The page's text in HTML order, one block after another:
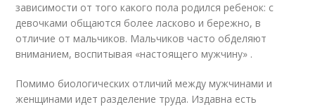
зависимости от того какого пола родился ребенок: с
девочками общаются более ласково и бережно, в
отличие от мальчиков. Мальчиков часто обделяют
вниманием, воспитывая «настоящего мужчину» .
Помимо биологических отличий между мужчинами и
женщинами идет разделение труда. Издавна есть